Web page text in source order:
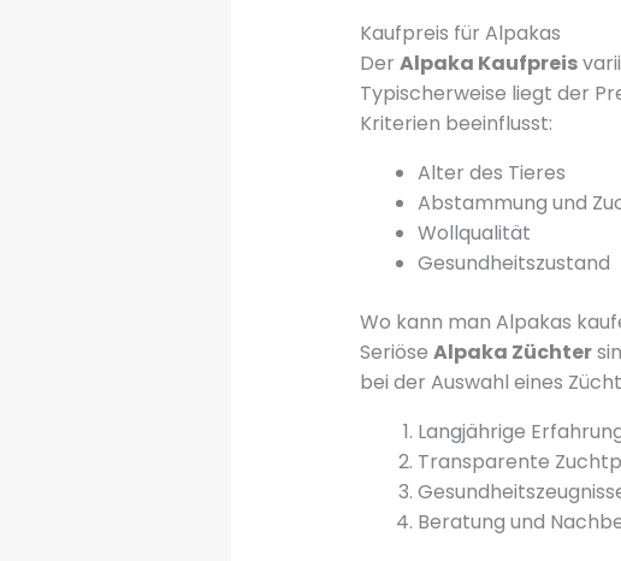
Kaufpreis für Alpakas
Der Alpaka Kaufpreis
Typischerweise liegt der
Kriterien beeinflusst:
Alter des Tieres
Abstammung und
Wollqualität
Gesundheitszustand
Wo kann man Alpakas
Seriöse Alpaka Züchter
bei der Auswahl eines
Langjährige
Transparente
Beratung und